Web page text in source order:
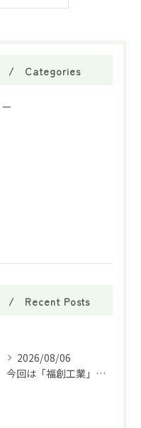
Categories
Recent Posts
2026/08/06
今回は「福創工業」様へ企業訪問に行ってきました！🏭✨